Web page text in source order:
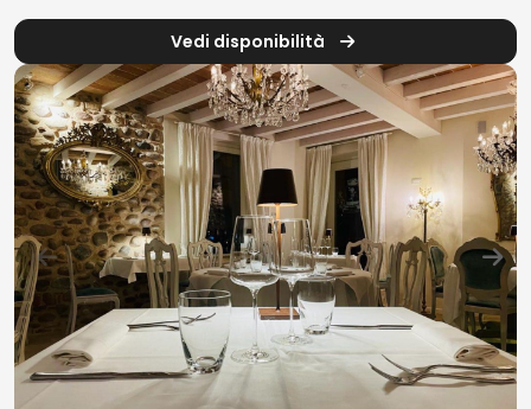
Vedi disponibilità